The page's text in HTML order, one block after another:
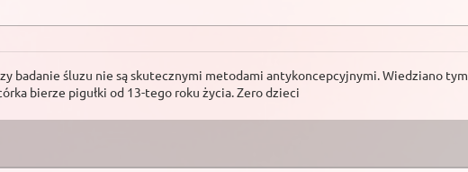
badanie śluzu nie są skutecznymi metodami antykoncepcyjnymi. Wiedziano
bierze pigułki od 13-tego roku życia. Zero dzieci